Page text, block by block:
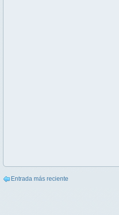
Entrada más reciente